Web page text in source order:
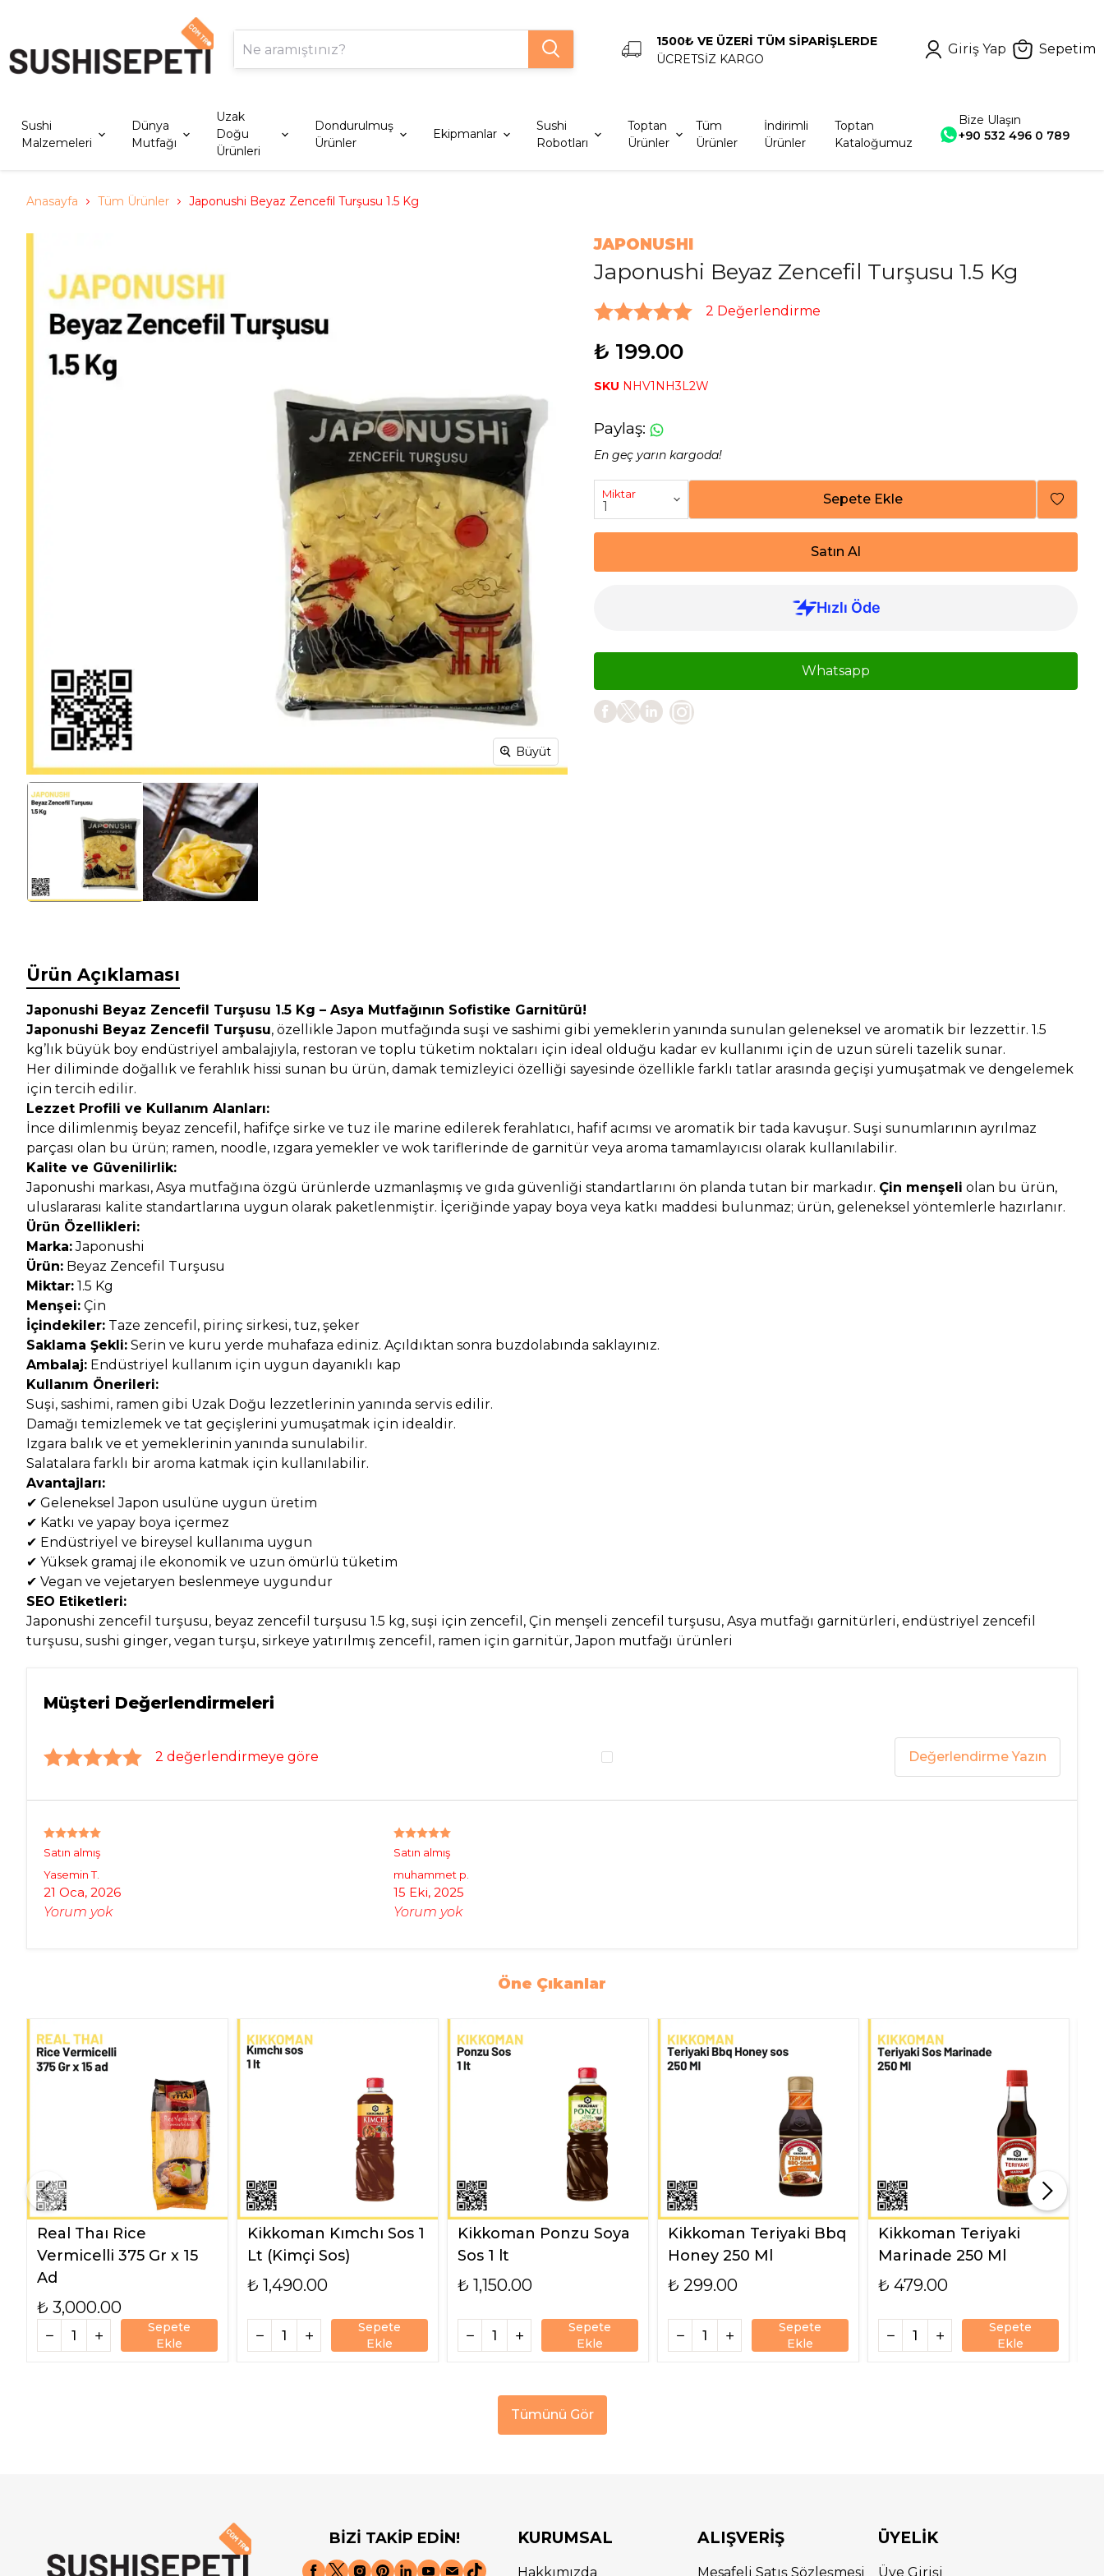
1500₺ VE ÜZERİ TÜM SİPARİŞLERDE
ÜCRETSİZ KARGO
Giriş Yap Sepetim
Sushi
Malzemeleri
Dünya
Mutfağı
Uzak
Doğu
Ürünleri
Dondurulmuş
Ürünler
Ekipmanlar
Sushi
Robotları
Toptan
Ürünler
Tüm
Ürünler
İndirimli
Ürünler
Toptan
Kataloğumuz
Bize Ulaşın
+90 532 496 0 789
Anasayfa Tüm Ürünler Japonushi Beyaz Zencefil Turşusu 1.5 Kg
Büyüt
JAPONUSHI
Japonushi Beyaz Zencefil Turşusu 1.5 Kg
2 Değerlendirme
₺ 199.00
SKU NHV1NH3L2W
Paylaş:
En geç yarın kargoda!
Miktar Sepete Ekle
Satın Al
Whatsapp
Ürün Açıklaması
Japonushi Beyaz Zencefil Turşusu 1.5 Kg – Asya Mutfağının Sofistike Garnitürü!
Japonushi Beyaz Zencefil Turşusu, özellikle Japon mutfağında suşi ve sashimi gibi yemeklerin yanında sunulan geleneksel ve aromatik bir lezzettir. 1.5
kg’lık büyük boy endüstriyel ambalajıyla, restoran ve toplu tüketim noktaları için ideal olduğu kadar ev kullanımı için de uzun süreli tazelik sunar.
Her diliminde doğallık ve ferahlık hissi sunan bu ürün, damak temizleyici özelliği sayesinde özellikle farklı tatlar arasında geçişi yumuşatmak ve dengelemek
için tercih edilir.
Lezzet Profili ve Kullanım Alanları:
İnce dilimlenmiş beyaz zencefil, hafifçe sirke ve tuz ile marine edilerek ferahlatıcı, hafif acımsı ve aromatik bir tada kavuşur. Suşi sunumlarının ayrılmaz
parçası olan bu ürün; ramen, noodle, ızgara yemekler ve wok tariflerinde de garnitür veya aroma tamamlayıcısı olarak kullanılabilir.
Kalite ve Güvenilirlik:
Japonushi markası, Asya mutfağına özgü ürünlerde uzmanlaşmış ve gıda güvenliği standartlarını ön planda tutan bir markadır. Çin menşeli olan bu ürün,
uluslararası kalite standartlarına uygun olarak paketlenmiştir. İçeriğinde yapay boya veya katkı maddesi bulunmaz; ürün, geleneksel yöntemlerle hazırlanır.
Ürün Özellikleri:
Marka:Japonushi
Ürün: Beyaz Zencefil Turşusu
Miktar: 1.5 Kg
Menşei: Çin
İçindekiler: Taze zencefil, pirinç sirkesi, tuz, şeker
Saklama Şekli: Serin ve kuru yerde muhafaza ediniz. Açıldıktan sonra buzdolabında saklayınız.
Ambalaj: Endüstriyel kullanım için uygun dayanıklı kap
Kullanım Önerileri:
Suşi, sashimi, ramen gibi Uzak Doğu lezzetlerinin yanında servis edilir.
Damağı temizlemek ve tat geçişlerini yumuşatmak için idealdir.
Izgara balık ve et yemeklerinin yanında sunulabilir.
Salatalara farklı bir aroma katmak için kullanılabilir.
Avantajları:
✔ Geleneksel Japon usulüne uygun üretim
✔ Katkı ve yapay boya içermez
✔ Endüstriyel ve bireysel kullanıma uygun
✔ Yüksek gramaj ile ekonomik ve uzun ömürlü tüketim
✔ Vegan ve vejetaryen beslenmeye uygundur
SEO Etiketleri:
Japonushi zencefil turşusu, beyaz zencefil turşusu 1.5 kg, suşi için zencefil, Çin menşeli zencefil turşusu, Asya mutfağı garnitürleri, endüstriyel zencefil
turşusu, sushi ginger, vegan turşu, sirkeye yatırılmış zencefil, ramen için garnitür, Japon mutfağı ürünleri
Müşteri Değerlendirmeleri
2 değerlendirmeye göre Değerlendirme Yazın
Satın almış
Yasemin T.
21 Oca, 2026
Yorum yok
Satın almış
muhammet p.
15 Eki, 2025
Yorum yok
Öne Çıkanlar
Real Thaı Rice
Vermicelli 375 Gr x 15
Ad
₺ 3,000.00
Sepete
Ekle
Kikkoman Kımchı Sos 1
Lt (Kimçi Sos)
₺ 1,490.00
Sepete
Ekle
Kikkoman Ponzu Soya
Sos 1 lt
₺ 1,150.00
Sepete
Ekle
Kikkoman Teriyaki Bbq
Honey 250 Ml
₺ 299.00
Sepete
Ekle
Kikkoman Teriyaki
Marinade 250 Ml
₺ 479.00
Sepete
Ekle
Tümünü Gör
BİZİ TAKİP EDİN! KURUMSAL
Hakkımızda
ALIŞVERİŞ
Mesafeli Satış Sözleşmesi
ÜYELİK
Üye Girişi